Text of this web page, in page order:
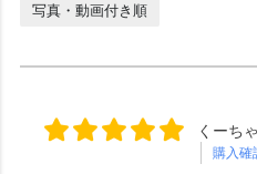
写真・動画付き順
くーち
購入確